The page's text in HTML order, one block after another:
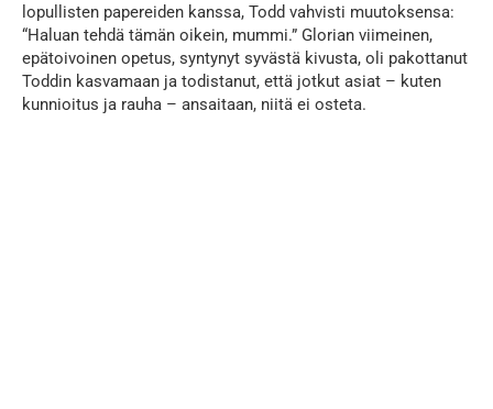
lopullisten papereiden kanssa, Todd vahvisti muutoksensa:
“Haluan tehdä tämän oikein, mummi.” Glorian viimeinen,
epätoivoinen opetus, syntynyt syvästä kivusta, oli pakottanut
Toddin kasvamaan ja todistanut, että jotkut asiat – kuten
kunnioitus ja rauha – ansaitaan, niitä ei osteta.